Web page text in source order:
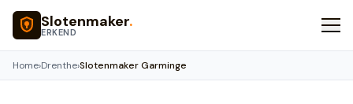
Naar hoofdinhoud
Slotenmaker.
ERKEND
Home›Drenthe›Slotenmaker Garminge